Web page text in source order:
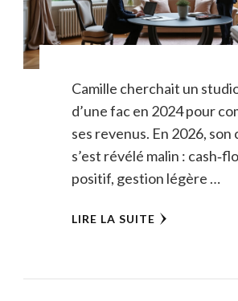
Camille cherchait un
d’une fac en 2024 pour
ses revenus. En 2026, son
s’est révélé malin :
positif, gestion légère …
LIRE LA SUITE